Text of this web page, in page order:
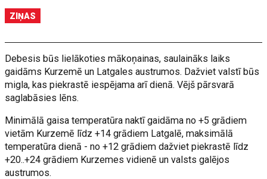
ZIŅAS
Debesis būs lielākoties mākoņainas, saulaināks laiks
gaidāms Kurzemē un Latgales austrumos. Dažviet valstī būs
migla, kas piekrastē iespējama arī dienā. Vējš pārsvarā
saglabāsies lēns.
Minimālā gaisa temperatūra naktī gaidāma no +5 grādiem
vietām Kurzemē līdz +14 grādiem Latgalē, maksimālā
temperatūra dienā - no +12 grādiem dažviet piekrastē līdz
+20..+24 grādiem Kurzemes vidienē un valsts galējos
austrumos.